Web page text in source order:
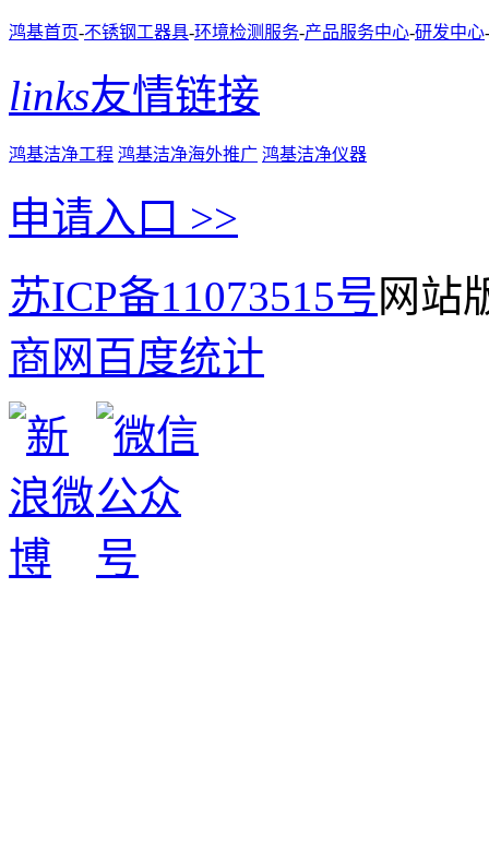
鸿基首页-不锈钢工器具-环境检测服务-产品服务中心-研发中心-
links友情链接
鸿基洁净工程 鸿基洁净海外推广 鸿基洁净仪器
申请入口 >>
苏ICP备11073515号网站
商网百度统计